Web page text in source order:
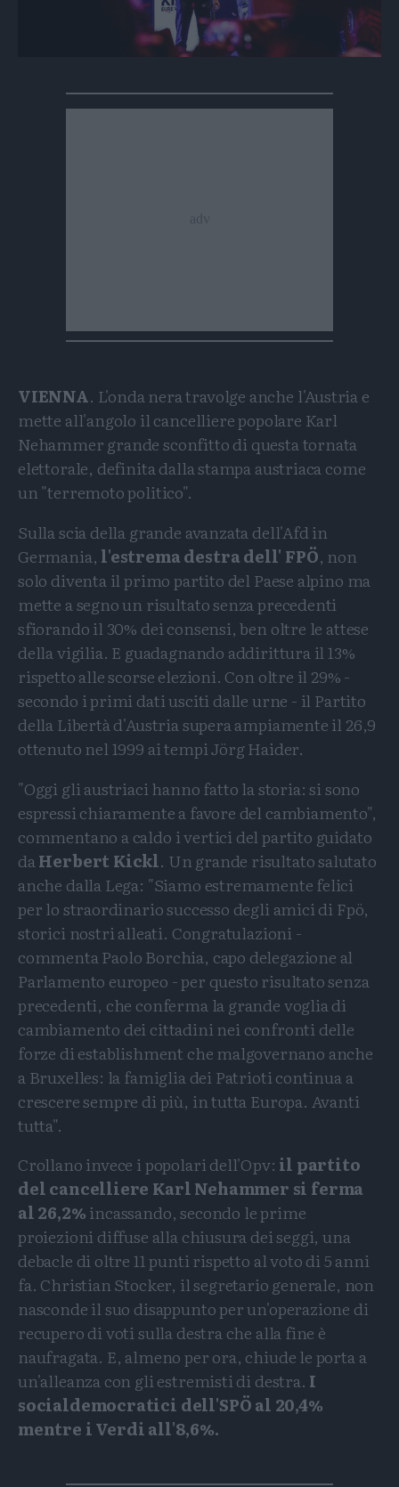
VIENNA. L'onda nera travolge anche l'Austria e
mette all'angolo il cancelliere popolare Karl
Nehammer grande sconfitto di questa tornata
elettorale, definita dalla stampa austriaca come
un "terremoto politico".
Sulla scia della grande avanzata dell'Afd in
Germania, l'estrema destra dell' FPÖ, non
solo diventa il primo partito del Paese alpino ma
mette a segno un risultato senza precedenti
sfiorando il 30% dei consensi, ben oltre le attese
della vigilia. E guadagnando addirittura il 13%
rispetto alle scorse elezioni. Con oltre il 29% -
secondo i primi dati usciti dalle urne - il Partito
della Libertà d'Austria supera ampiamente il 26,9
ottenuto nel 1999 ai tempi Jörg Haider.
"Oggi gli austriaci hanno fatto la storia: si sono
espressi chiaramente a favore del cambiamento",
commentano a caldo i vertici del partito guidato
daHerbert Kickl. Un grande risultato salutato
anche dalla Lega: "Siamo estremamente felici
per lo straordinario successo degli amici di Fpö,
storici nostri alleati. Congratulazioni -
commenta Paolo Borchia, capo delegazione al
Parlamento europeo - per questo risultato senza
precedenti, che conferma la grande voglia di
cambiamento dei cittadini nei confronti delle
forze di establishment che malgovernano anche
a Bruxelles: la famiglia dei Patrioti continua a
crescere sempre di più, in tutta Europa. Avanti
tutta".
Crollano invece i popolari dell'Opv: il partito
del cancelliere Karl Nehammer si ferma
al 26,2%incassando, secondo le prime
proiezioni diffuse alla chiusura dei seggi, una
debacle di oltre 11 punti rispetto al voto di 5 anni
fa. Christian Stocker, il segretario generale, non
nasconde il suo disappunto per un'operazione di
recupero di voti sulla destra che alla fine è
naufragata. E, almeno per ora, chiude le porta a
un'alleanza con gli estremisti di destra. I
socialdemocratici dell'SPÖ al 20,4%
mentre i Verdi all'8,6%.